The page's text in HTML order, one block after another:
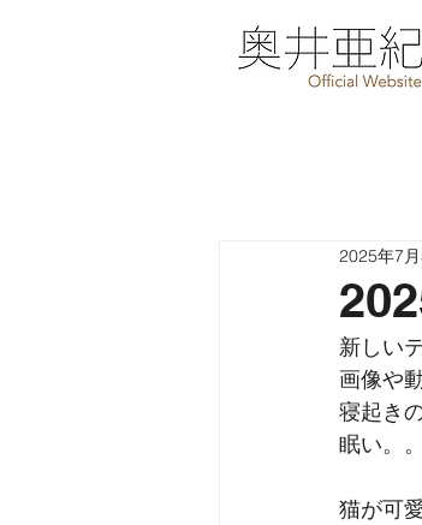
2025年7
新しい
画像や
寝起きの
眠い。
猫が可